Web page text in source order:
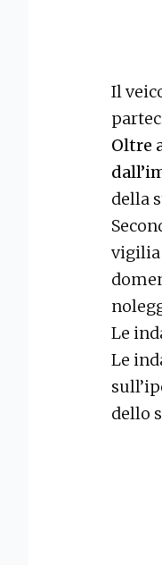
Il
Oltre
della
vigilia
Le
Le
dello